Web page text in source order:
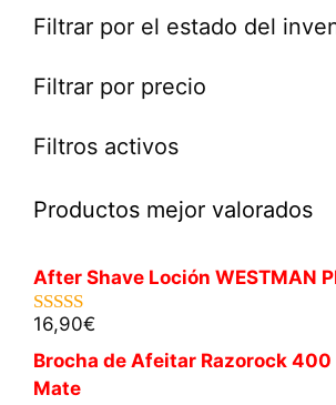
Filtrar por el estado del
Filtrar por precio
Filtros activos
Productos mejor valorados
After Shave Loción WESTMAN
5.00de 5
16,90€
Brocha de Afeitar Razorock 400
Mate